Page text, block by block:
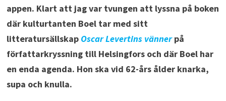
appen. Klart att jag var tvungen att lyssna på boken
där kulturtanten Boel tar med sitt
litteratursällskapOscar Levertins vännerpå
författarkryssning till Helsingfors och där Boel har
en enda agenda. Hon ska vid 62-års ålder knarka,
supa och knulla.